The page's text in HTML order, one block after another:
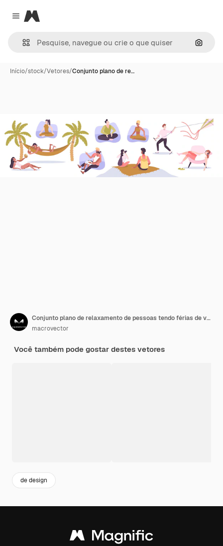
Close menu
Magnific
Início/stock/Vetores/Conjunto plano de re…
Conjunto plano de relaxamento de pessoas tendo férias de verão na ilustração vetorial isolada da costa oceânica
macrovector
Você também pode gostar destes vetores
de design